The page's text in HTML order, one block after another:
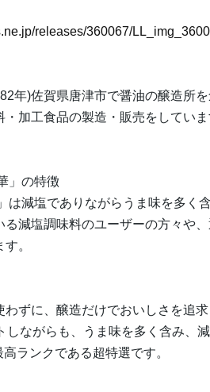
releases/360067/
年)佐賀県唐津市で醤油の醸造所
加工食品の製造・販売をしていま
」の特徴
は減塩でありながらうま味を多く
る減塩調味料のユーザーの方々や
。
わずに、醸造だけでおいしさを追
しながらも、うま味を多く含み、
ランクである超特選です。